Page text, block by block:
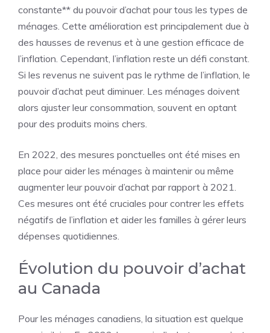
constante** du pouvoir d’achat pour tous les types de
ménages. Cette amélioration est principalement due à
des hausses de revenus et à une gestion efficace de
l’inflation. Cependant, l’inflation reste un défi constant.
Si les revenus ne suivent pas le rythme de l’inflation, le
pouvoir d’achat peut diminuer. Les ménages doivent
alors ajuster leur consommation, souvent en optant
pour des produits moins chers.
En 2022, des mesures ponctuelles ont été mises en
place pour aider les ménages à maintenir ou même
augmenter leur pouvoir d’achat par rapport à 2021.
Ces mesures ont été cruciales pour contrer les effets
négatifs de l’inflation et aider les familles à gérer leurs
dépenses quotidiennes.
Évolution du pouvoir d’achat
au Canada
Pour les ménages canadiens, la situation est quelque